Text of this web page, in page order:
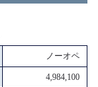
ノーオペ
4,984,100